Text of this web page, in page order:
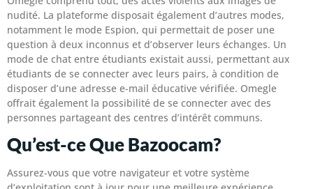
nudité. La plateforme disposait également d’autres modes,
notamment le mode Espion, qui permettait de poser une
question à deux inconnus et d’observer leurs échanges. Un
mode de chat entre étudiants existait aussi, permettant aux
étudiants de se connecter avec leurs pairs, à condition de
disposer d’une adresse e-mail éducative vérifiée. Omegle
offrait également la possibilité de se connecter avec des
personnes partageant des centres d’intérêt communs.
Qu’est-ce Que Bazoocam?
Assurez-vous que votre navigateur et votre système